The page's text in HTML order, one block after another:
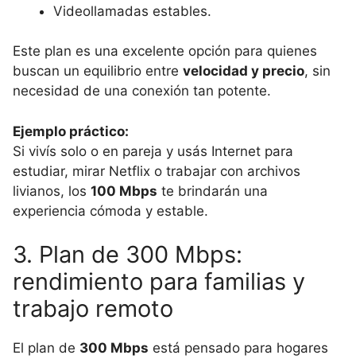
Videollamadas estables.
Este plan es una excelente opción para quienes
buscan un equilibrio entre velocidad y precio, sin
necesidad de una conexión tan potente.
Ejemplo práctico:
Si vivís solo o en pareja y usás Internet para
estudiar, mirar Netflix o trabajar con archivos
livianos, los 100 Mbps te brindarán una
experiencia cómoda y estable.
3. Plan de 300 Mbps:
rendimiento para familias y
trabajo remoto
El plan de 300 Mbps está pensado para hogares